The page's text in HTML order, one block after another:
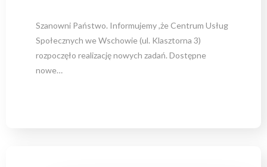
Szanowni Państwo. Informujemy ,że Centrum Usług
Społecznych we Wschowie (ul. Klasztorna 3)
rozpoczęło realizację nowych zadań. Dostępne
nowe…